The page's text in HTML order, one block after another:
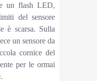
un flash LED,
del sensore
è scarsa. Sulla
un sensore da
cornice del
per le ormai